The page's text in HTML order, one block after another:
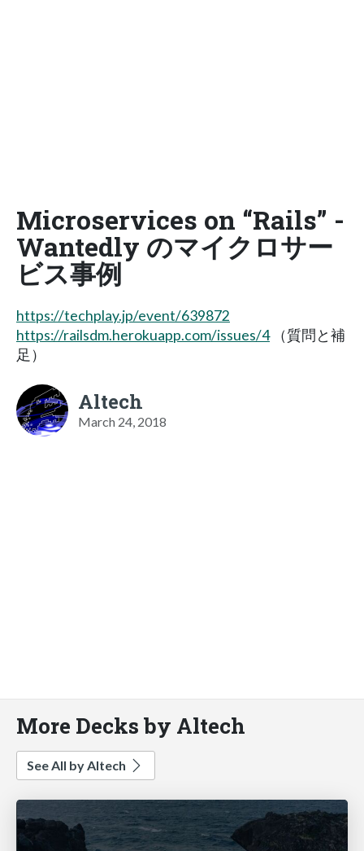
Microservices on “Rails” -
Wantedly のマイクロサー
ビス事例
https://techplay.jp/event/639872
https://railsdm.herokuapp.com/issues/4（質問と補
足）
Altech
March 24, 2018
More Decks by Altech
See All by Altech